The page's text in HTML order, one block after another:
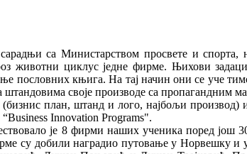
са Министарством просвете и спорта,
животни циклус једне фирме. Њихови
пословних књига. На тај начин они се уче
своје производе са пропагандним
(бизнис план, штанд и лого, најбољи
Innovation Programs".
је 8 фирми наших ученика поред још
су добили наградио путовање у Норвешку